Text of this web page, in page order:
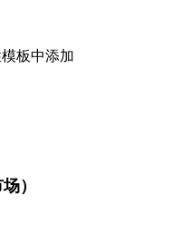
板中添加
人-国内市场）